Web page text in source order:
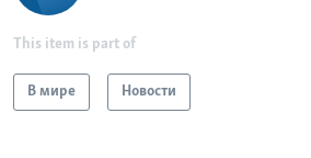
This item is part of
В мире Новости